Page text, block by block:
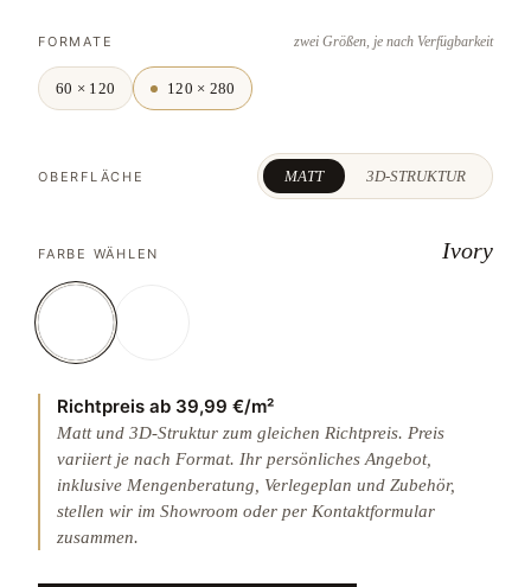
FORMATE zwei Größen, je nach Verfügbarkeit
60 × 120 120 × 280
OBERFLÄCHE MATT 3D-STRUKTUR
FARBE WÄHLEN Ivory
Richtpreis ab 39,99 €/m²
Matt und 3D-Struktur zum gleichen Richtpreis. Preis
variiert je nach Format. Ihr persönliches Angebot,
inklusive Mengenberatung, Verlegeplan und Zubehör,
stellen wir im Showroom oder per Kontaktformular
zusammen.